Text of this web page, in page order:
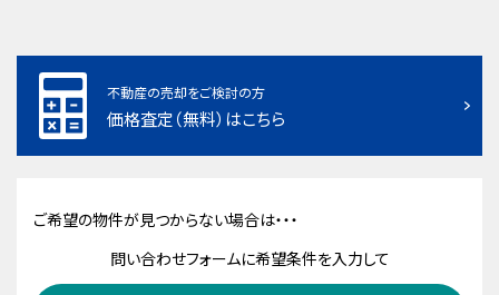
不動産の売却をご検討の方
価格査定（無料）はこちら
ご希望の物件が見つからない場合は・・・
問い合わせフォームに希望条件を入力して